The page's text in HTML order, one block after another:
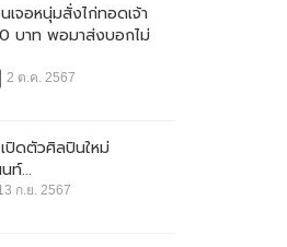
เจอหนุ่มสั่งไก่ทอดเจ้า
บาท พอมาส่งบอกไม่
2 ต.ค. 2567
เปิดตัวศิลปินใหม่
ท์...
ก.ย. 2567